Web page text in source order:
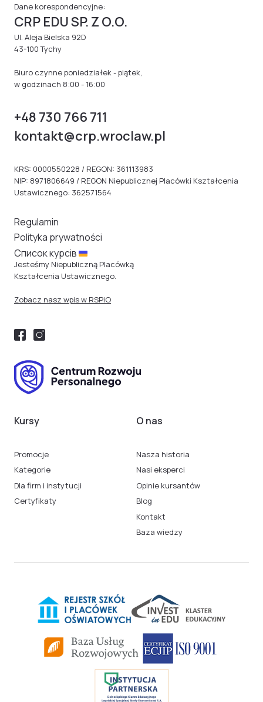
Regulamin
Polityka prywatności
Cписок курсів
Jesteśmy Niepubliczną Placówką
Kształcenia Ustawicznego.
Zobacz nasz wpis w RSPiO
Kursy
Promocje
Kategorie
Dla firm i instytucji
Certyfikaty
O nas
Nasza historia
Nasi eksperci
Opinie kursantów
Blog
Kontakt
Baza wiedzy
Dane korespondencyjne:
CRP EDU SP. Z O.O.
Ul. Aleja Bielska 92D
43-100 Tychy
Biuro czynne poniedziałek - piątek,
w godzinach 8:00 - 16:00
+48 730 766 711
kontakt@crp.wroclaw.pl
KRS: 0000550228 / REGON: 361113983
NIP: 8971806649 / REGON Niepublicznej Placówki Kształcenia
Ustawicznego: 362571564